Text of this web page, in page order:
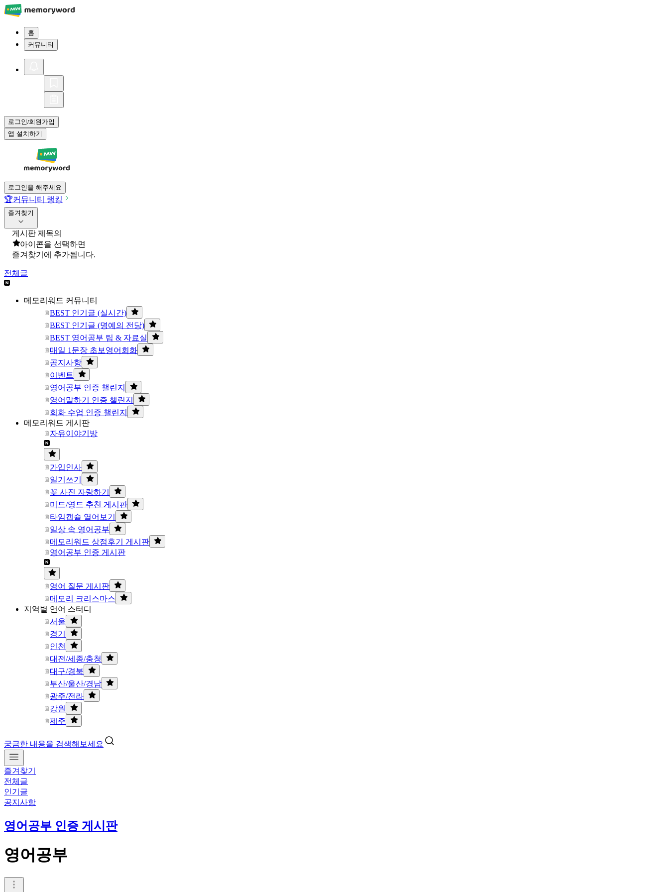
홈
커뮤니티
로그인/회원가입
앱 설치하기
로그인을 해주세요
🏆커뮤니티 랭킹
즐겨찾기
게시판 제목의
아이콘을 선택하면
즐겨찾기에 추가됩니다.
전체글
메모리워드 커뮤니티
BEST 인기글 (실시간)
BEST 인기글 (명예의 전당)
BEST 영어공부 팁 & 자료실
매일 1문장 초보영어회화
공지사항
이벤트
영어공부 인증 챌린지
영어말하기 인증 챌린지
회화 수업 인증 챌린지
메모리워드 게시판
자유이야기방
가입인사
일기쓰기
꽃 사진 자랑하기
미드/영드 추천 게시판
타임캡슐 열어보기
일상 속 영어공부
메모리워드 상점후기 게시판
영어공부 인증 게시판
영어 질문 게시판
메모리 크리스마스
지역별 언어 스터디
서울
경기
인천
대전/세종/충청
대구/경북
부산/울산/경남
광주/전라
강원
제주
궁금한 내용을 검색해보세요
즐겨찾기
전체글
인기글
공지사항
영어공부 인증 게시판
영어공부